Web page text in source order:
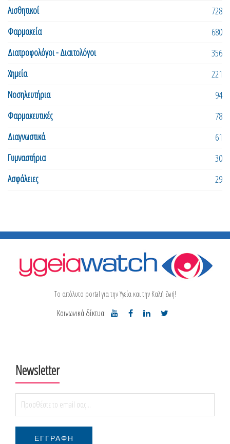
Αισθητικοί
728
Φαρμακεία
680
Διατροφολόγοι - Διαιτολόγοι
356
Χημεία
221
Νοσηλευτήρια
94
Φαρμακευτικές
78
Διαγνωστικά
61
Γυμναστήρια
30
Ασφάλειες
29
Το απόλυτο portal για την Υγεία και την Καλή Ζωή!
Κοινωνικά δίκτυα:
Newsletter